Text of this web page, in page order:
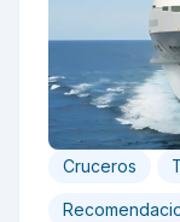
Cruceros